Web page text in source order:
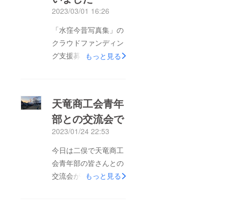
2023/03/01 16:26
「水窪今昔写真集」の
クラウドファンディン
グ支援募集期間が終了
額の150%を超えまし
た。本当にありがとう
ございます。また本
日、第1次の発送を行
いました。2月初旬ま
でに1,370円のリター
もっと見る
天竜商工会青年
部との交流会で
2023/01/24 22:53
今日は二俣で天竜商工
会青年部の皆さんとの
交流会がありました。
もっと見る